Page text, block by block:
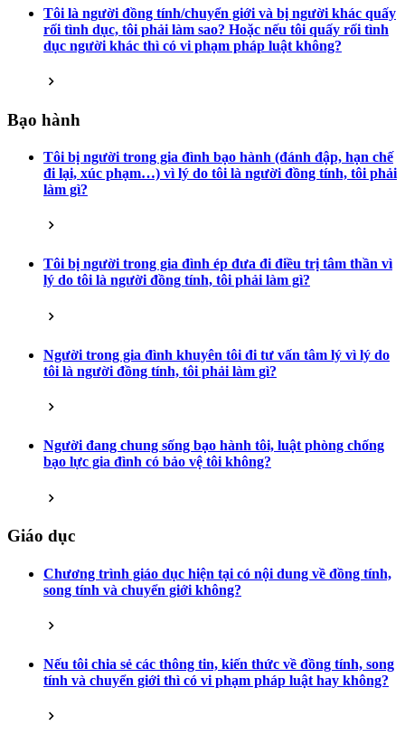
Tôi là người đồng tính/chuyển giới và bị người khác quấy
rối tình dục, tôi phải làm sao? Hoặc nếu tôi quấy rối tình
dục người khác thì có vi phạm pháp luật không?
Bạo hành
Tôi bị người trong gia đình bạo hành (đánh đập, hạn chế
đi lại, xúc phạm…) vì lý do tôi là người đồng tính, tôi phải
làm gì?
Tôi bị người trong gia đình ép đưa đi điều trị tâm thần vì
lý do tôi là người đồng tính, tôi phải làm gì?
Người trong gia đình khuyên tôi đi tư vấn tâm lý vì lý do
tôi là người đồng tính, tôi phải làm gì?
Người đang chung sống bạo hành tôi, luật phòng chống
bạo lực gia đình có bảo vệ tôi không?
Giáo dục
Chương trình giáo dục hiện tại có nội dung về đồng tính,
song tính và chuyển giới không?
Nếu tôi chia sẻ các thông tin, kiến thức về đồng tính, song
tính và chuyển giới thì có vi phạm pháp luật hay không?